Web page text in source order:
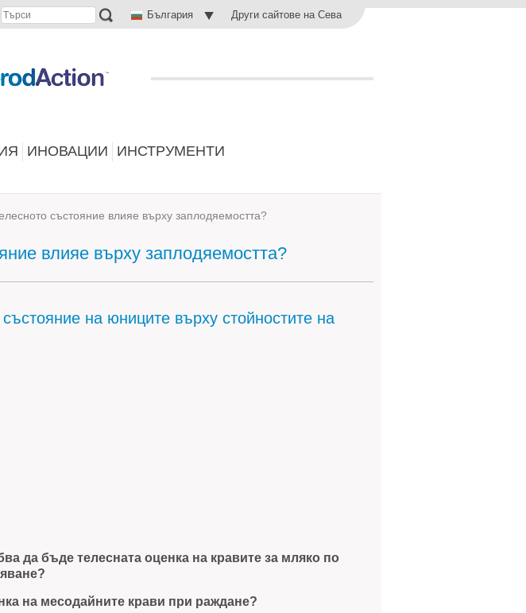
България Други сайтове на Сева
ИНОВАЦИИ ИНСТРУМЕНТИ
състояние влияе върху заплодяемостта?
влияе върху заплодяемостта?
на юниците върху стойностите на
да бъде телесната оценка на кравите за мляко по
на месодайните крави при раждане?